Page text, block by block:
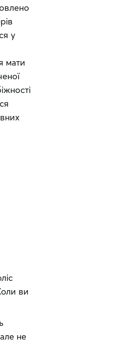
у
мати
ви
не